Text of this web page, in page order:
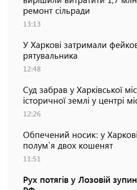
ремонт сільради
13:13
У Харкові затримали
рятувальника
12:48
Суд забрав у Харківської
історичної землі у центрі
12:26
Обпечений носик: у
полум`я двох кошенят
11:51
Рух потягів у Лозовій